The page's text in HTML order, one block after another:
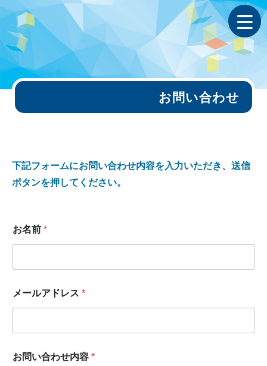
お問い合わせ
下記フォームにお問い合わせ内容を入力いただき、送信
ボタンを押してください。
お名前 *
メールアドレス *
お問い合わせ内容 *